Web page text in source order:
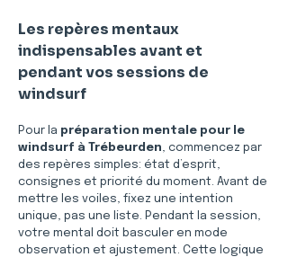
Les repères mentaux
indispensables avant et
pendant vos sessions de
windsurf
Pour la préparation mentale pour le
windsurf à Trébeurden, commencez par
des repères simples: état d’esprit,
consignes et priorité du moment. Avant de
mettre les voiles, fixez une intention
unique, pas une liste. Pendant la session,
votre mental doit basculer en mode
observation et ajustement. Cette logique